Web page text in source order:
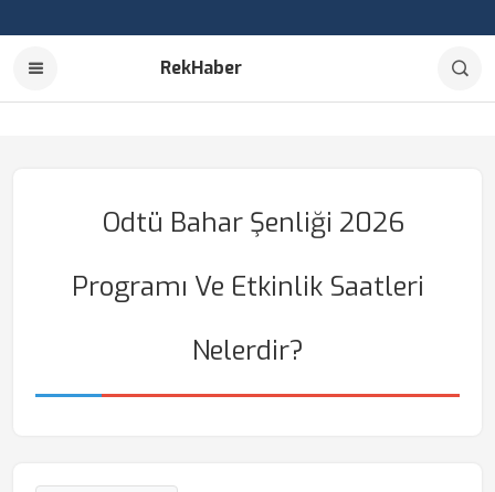
RekHaber
Odtü Bahar Şenliği 2026
Programı Ve Etkinlik Saatleri
Nelerdir?